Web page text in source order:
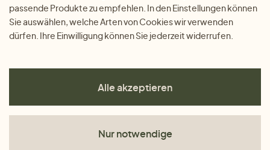
passende Produkte zu empfehlen. In den Einstellungen können
Sie auswählen, welche Arten von Cookies wir verwenden
dürfen. Ihre Einwilligung können Sie jederzeit widerrufen.
Alle akzeptieren
Nur notwendige